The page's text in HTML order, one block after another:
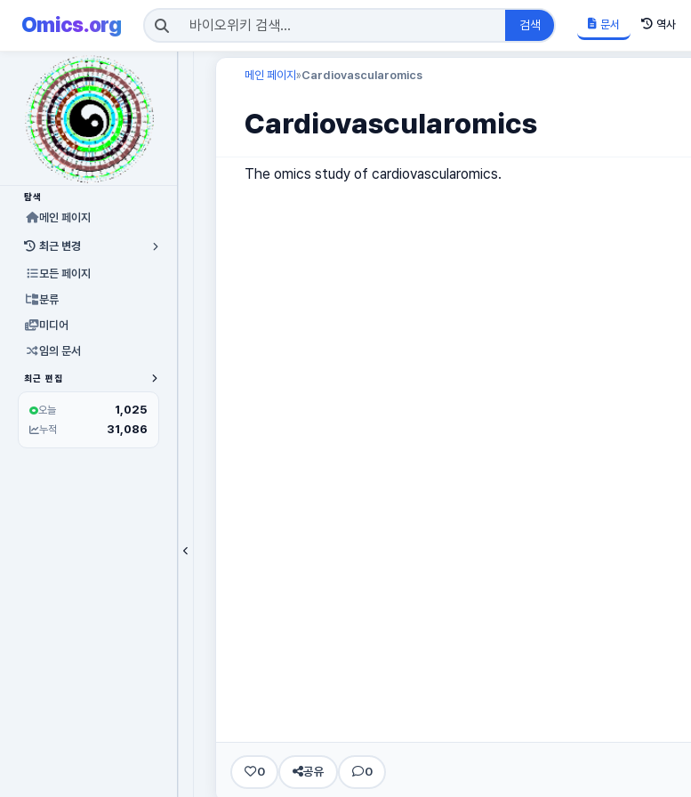
Omics.org 검색 문서 역사
탐색
메인 페이지
최근 변경
모든 페이지
분류
미디어
임의 문서
최근 편집
오늘 1,025
누적 31,086
메인 페이지 »Cardiovascularomics
Cardiovascularomics
The omics study of cardiovascularomics.
0 공유 0